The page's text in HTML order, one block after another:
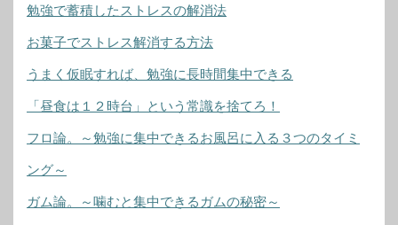
勉強で蓄積したストレスの解消法
お菓子でストレス解消する方法
うまく仮眠すれば、勉強に長時間集中できる
「昼食は１２時台」という常識を捨てろ！
フロ論。～勉強に集中できるお風呂に入る３つのタイミ
ング～
ガム論。～噛むと集中できるガムの秘密～